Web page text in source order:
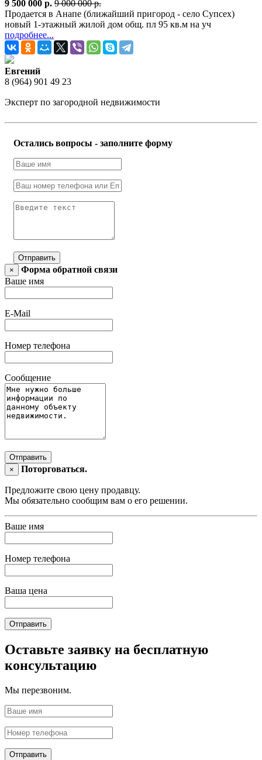
9 500 000 р. 9 000 000 р.
Продается в Анапе (ближайший пригород - село Супсех)
новый 1-этажный жилой дом общ. пл 95 кв.м на уч
подробнее...
Евгений
8 (964) 901 49 23
Эксперт по загородной недвижимости
Остались вопросы - заполните форму
Отправить
×
Форма обратной связи
Ваше имя
E-Mail
Номер телефона
Сообщение
Отправить
×
Поторговаться.
Предложите свою цену продавцу.
Мы обязательно сообщим вам о его решении.
Ваше имя
Номер телефона
Ваша цена
Отправить
Оставьте заявку на бесплатную
консультацию
Мы перезвоним.
Отправить